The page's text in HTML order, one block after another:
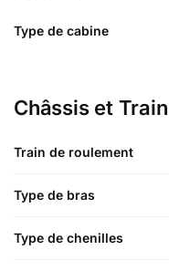
Type de cabine
Châssis et
Train de roulement
Type de bras
Type de chenilles